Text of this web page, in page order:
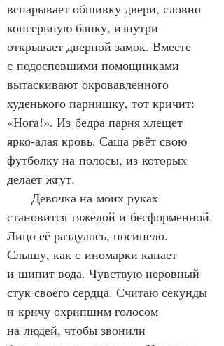
вспарывает обшивку двери, словно
консервную банку, изнутри
открывает дверной замок. Вместе
с подоспевшими помощниками
вытаскивают окровавленного
худенького парнишку, тот кричит:
«Нога!». Из бедра парня хлещет
ярко‑алая кровь. Саша рвёт свою
футболку на полосы, из которых
делает жгут.
Девочка на моих руках
становится тяжёлой и бесформенной.
Лицо её раздулось, посинело.
Слышу, как с иномарки капает
и шипит вода. Чувствую неровный
стук своего сердца. Считаю секунды
и кричу охрипшим голосом
на людей, чтобы звонили